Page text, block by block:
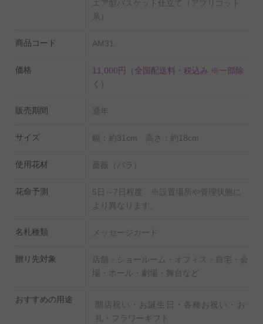
家のお花となっており、色・香り・艶どれをとっても一
般のフラワーシップや花屋に流通しているお花とは鮮度
も異なり、新鮮な状態で宅配しております。
モンピンクなど）の柔らかい印象の薔薇（バラ）を使用
レンジメントフラワーの品質について はこちらでもご案
内を行っておりますので是非、その品質をご確認下さ
い。
める商品です。
【撮影時に使用したバラのご紹介】
掲載の商品には下記のバラ品種を使用しております。バ
エア型バスケット仕立て（アプリコット
系）
商品コード AM31
価格 11,000円
（全国配送料・税込み ※一部除
く）
販売期間 通年
サイズ 幅：約31cm 高さ：約18cm
使用花材 薔薇（バラ）
花命予測
5日～7日程度 ※設置場所や管理状態に
より異なります。
名札種類 メッセージカード
贈り先対象
店舗・ショールーム・オフィス・自宅・会
場・ホール・劇場・舞台など
おすすめの用途
開店祝い・お誕生日・各種お祝い・お
礼・フラワーギフト